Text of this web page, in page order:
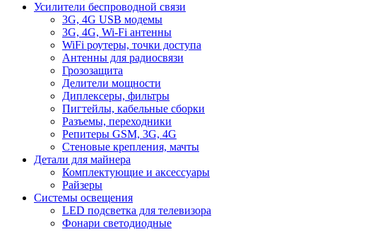
Усилители беспроводной связи
3G, 4G USB модемы
3G, 4G, Wi-Fi антенны
WiFi роутеры, точки доступа
Антенны для радиосвязи
Грозозащита
Делители мощности
Диплексеры, фильтры
Пигтейлы, кабельные сборки
Разъемы, переходники
Репитеры GSM, 3G, 4G
Стеновые крепления, мачты
Детали для майнера
Комплектующие и аксессуары
Райзеры
Системы освещения
LED подсветка для телевизора
Фонари светодиодные